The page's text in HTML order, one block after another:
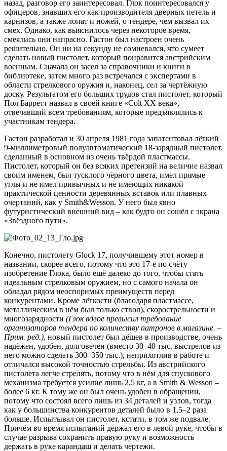
назад, разговор его заинтересовал. Глок поинтересовался у
офицеров, знавших его как производителя дверных петель и
карнизов, а также лопат и ножей, о тендере, чем вызвал их
смех. Однако, как выяснилось через некоторое время,
смеялись они напрасно. Гастон был настроен очень
решительно. Он ни на секунду не сомневался, что сумеет
сделать новый пистолет, который понравится австрийским
военным. Сначала он засел за справочники и книги в
библиотеке, затем много раз встречался с экспертами в
области стрелкового оружия и, наконец, сел за чертёжную
доску. Результатом его больших трудов стал пистолет, который
Пол Барретт назвал в своей книге «Colt ХХ века»,
отвечавший всем требованиям, которые предъявлялись к
участникам тендера.
Гастон разработал и 30 апреля 1981 года запатентовал лёгкий
9-миллиметровый полуавтоматический 18-зарядный пистолет,
сделанный в основном из очень твёрдой пластмассы.
Пистолет, который он без всяких претензий на величие назвал
своим именем, был тусклого чёрного цвета, имел прямые
углы и не имел привычных и не имеющих никакой
практической ценности деревянных вставок или плавных
очертаний, как у Smith&Wesson. У него был явно
футуристический внешний вид – как будто он сошёл с экрана
«Звёздного пути».
Конечно, пистолету Glock 17, получившему этот номер в
названии, скорее всего, потому что это 17-е по счёту
изобретение Глока, было ещё далеко до того, чтобы стать
идеальным стрелковым оружием, но с самого начала он
обладал рядом неоспоримых преимуществ перед
конкурентами. Кроме лёгкости (благодаря пластмассе,
металлическим в нём был только ствол), скорострельности и
многозарядности (Глок вдвое превысил требование
организаторов тендера по количеству патронов в магазине. –
Прим. ред.), новый пистолет был дёшев в производстве, очень
надёжен, удобен, долговечен (вместо 30–40 тыс. выстрелов из
него можно сделать 300–350 тыс.), неприхотлив в работе и
отличался высокой точностью стрельбы. Из австрийского
пистолета легче стрелять, потому что в нём для спускового
механизма требуется усилие лишь 2,5 кг, а в Smith & Wesson –
более 6 кг. К тому же он был очень удобен в обращении,
потому что состоял всего лишь из 34 деталей и узлов, тогда
как у большинства конкурентов деталей было в 1,5–2 раза
больше. Испытывал он пистолет, кстати, в том же подвале.
Причём во время испытаний держал его в левой руке, чтобы в
случае разрыва сохранить правую руку и возможность
держать в руке карандаш и делать чертежи.